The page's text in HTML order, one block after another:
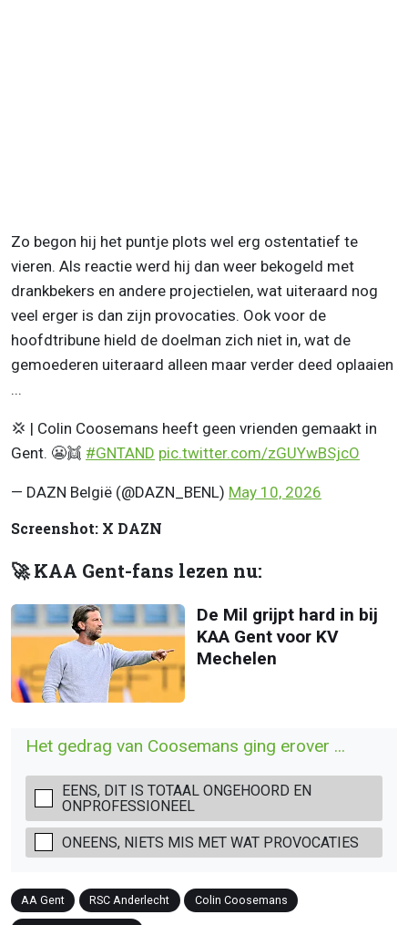
Zo begon hij het puntje plots wel erg ostentatief te
vieren. Als reactie werd hij dan weer bekogeld met
drankbekers en andere projectielen, wat uiteraard nog
veel erger is dan zijn provocaties. Ook voor de
hoofdtribune hield de doelman zich niet in, wat de
gemoederen uiteraard alleen maar verder deed oplaaien
...
💢 | Colin Coosemans heeft geen vrienden gemaakt in
Gent. 😬👯 #GNTAND pic.twitter.com/zGUYwBSjcO
— DAZN België (@DAZN_BENL) May 10, 2026
Screenshot: X DAZN
🚀 KAA Gent-fans lezen nu:
De Mil grijpt hard in bij
KAA Gent voor KV
Mechelen
Het gedrag van Coosemans ging erover ...
EENS, DIT IS TOTAAL ONGEHOORD EN
ONPROFESSIONEEL
ONEENS, NIETS MIS MET WAT PROVOCATIES
AA Gent RSC Anderlecht Colin Coosemans